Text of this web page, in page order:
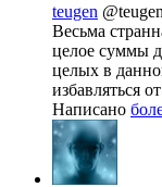
teugen @teugen
Весьма
целое суммы
целых в
избавляться
Написано